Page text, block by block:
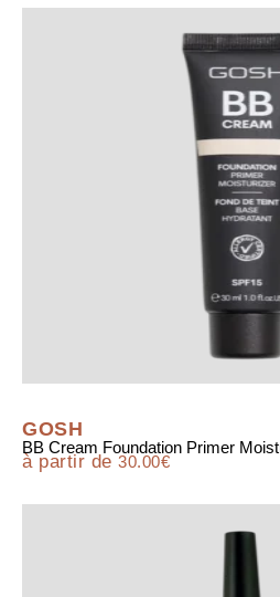
GOSH
BB Cream Foundation Primer
à partir de 30.00€